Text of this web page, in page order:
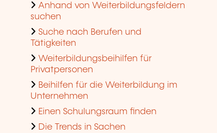
Anhand von Weiterbildungsfeldern
suchen
Suche nach Berufen und
Tätigkeiten
Weiterbildungsbeihilfen für
Privatpersonen
Beihilfen für die Weiterbildung im
Unternehmen
Einen Schulungsraum finden
Die Trends in Sachen